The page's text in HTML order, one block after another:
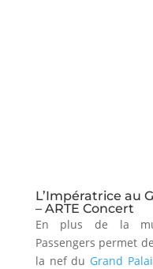
L’Impératrice au
– ARTE Concert
En plus de la
Passengers permet
la nef du Grand